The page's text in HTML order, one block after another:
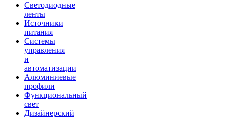
Светодиодные
ленты
Источники
питания
Системы
управления
и
автоматизации
Алюминиевые
профили
Функциональный
свет
Дизайнерский